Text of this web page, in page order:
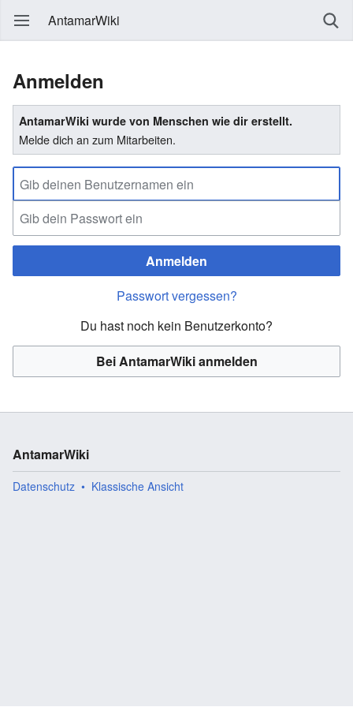
AntamarWiki
Anmelden
AntamarWiki wurde von Menschen wie dir erstellt.
Melde dich an zum Mitarbeiten.
Anmelden
Passwort vergessen?
Du hast noch kein Benutzerkonto?
Bei AntamarWiki anmelden
AntamarWiki
Datenschutz Klassische Ansicht